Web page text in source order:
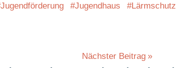
Jugendförderung Jugendhaus
Lärmschutz
Nächster Beitrag